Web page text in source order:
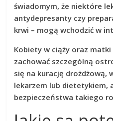
świadomym, że niektóre
antydepresanty czy
krwi – mogą wchodzić w
Kobiety w ciąży oraz matki
zachować szczególną
się na kurację drożdżową,
lekarzem lub dietetykiem,
bezpieczeństwa takiego